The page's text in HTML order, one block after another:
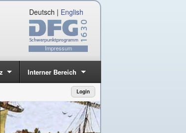
Deutsch | English
Impressum
Interner Bereich
Login